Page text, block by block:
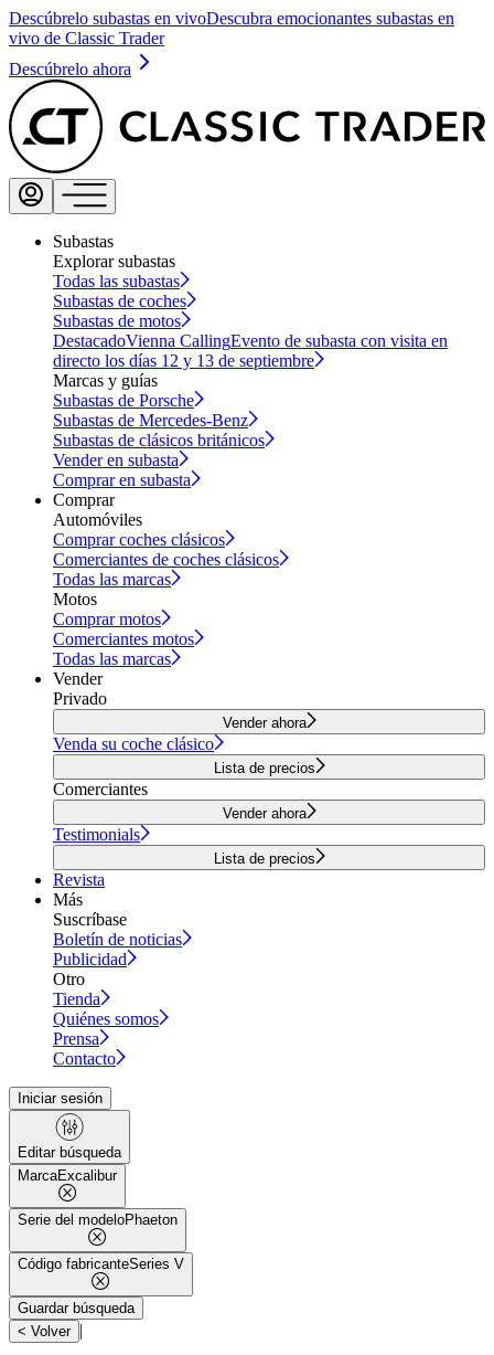
Descúbrelo subastas en vivoDescubra emocionantes subastas en
vivo de Classic Trader
Descúbrelo ahora
Subastas
Explorar subastas
Todas las subastas
Subastas de coches
Subastas de motos
DestacadoVienna CallingEvento de subasta con visita en
directo los días 12 y 13 de septiembre
Marcas y guías
Subastas de Porsche
Subastas de Mercedes-Benz
Subastas de clásicos británicos
Vender en subasta
Comprar en subasta
Comprar
Automóviles
Comprar coches clásicos
Comerciantes de coches clásicos
Todas las marcas
Motos
Comprar motos
Comerciantes motos
Todas las marcas
Vender
Privado
Vender ahora
Venda su coche clásico
Lista de precios
Comerciantes
Vender ahora
Testimonials
Lista de precios
Revista
Más
Suscríbase
Boletín de noticias
Publicidad
Otro
Tienda
Quiénes somos
Prensa
Contacto
Iniciar sesión
Editar búsqueda
MarcaExcalibur
Serie del modeloPhaeton
Código fabricanteSeries V
Guardar búsqueda
< Volver |